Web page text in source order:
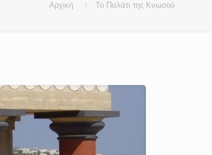
Αρχική Το Παλάτι της Κνωσού